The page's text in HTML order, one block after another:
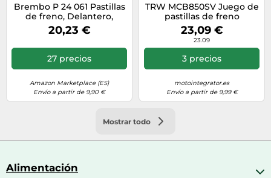
Brembo P 24 061 Pastillas
de freno, Delantero,
Juego de 4
20,23 €
27 precios
Amazon Marketplace (ES)
Envío a partir de 9,90 €
TRW MCB850SV Juego de
pastillas de freno
23,09 €
23.09
3 precios
motointegrator.es
Envío a partir de 9,99 €
Mostrar todo
Alimentación